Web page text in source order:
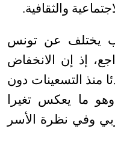
والثقافية.
يختلف عن تونس
إذ إن الانخفاض
منذ التسعينات دون
ما يعكس تغيرا
وفي نظرة الأسر